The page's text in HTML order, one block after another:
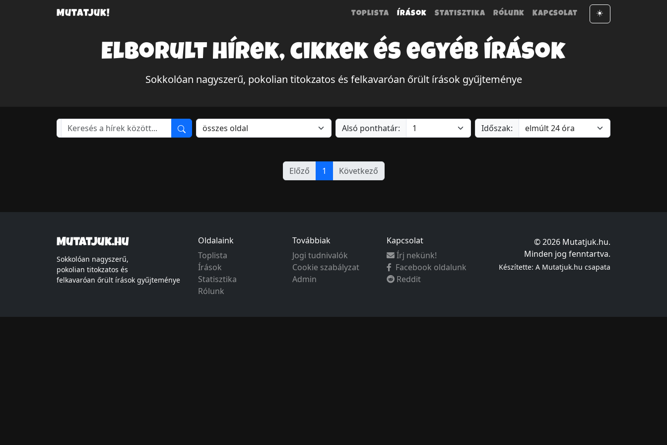
Mutatjuk! Toplista Írások Statisztika Rólunk Kapcsolat ☀️
Elborult hírek, cikkek és egyéb írások
Sokkolóan nagyszerű, pokolian titokzatos és felkavaróan őrült írások gyűjteménye
Alsó ponthatár: Időszak:
Előző 1 Következő
Mutatjuk.hu
Sokkolóan nagyszerű,
pokolian titokzatos és
felkavaróan őrült írások gyűjteménye
Oldalaink
Toplista
Írások
Statisztika
Rólunk
Továbbiak
Jogi tudnivalók
Cookie szabályzat
Admin
Kapcsolat
Írj nekünk!
Facebook oldalunk
Reddit
© 2026 Mutatjuk.hu.
Minden jog fenntartva.
Készítette: A Mutatjuk.hu csapata